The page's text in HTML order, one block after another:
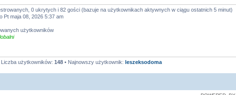
0 ukrytych i 82 gości (bazuje na użytkownikach aktywnych w ciągu ostatnich 5 minut)
Pt maja 08, 2026 5:37 am
użytkowników
Liczba użytkowników: 148 • Najnowszy użytkownik: leszeksodoma